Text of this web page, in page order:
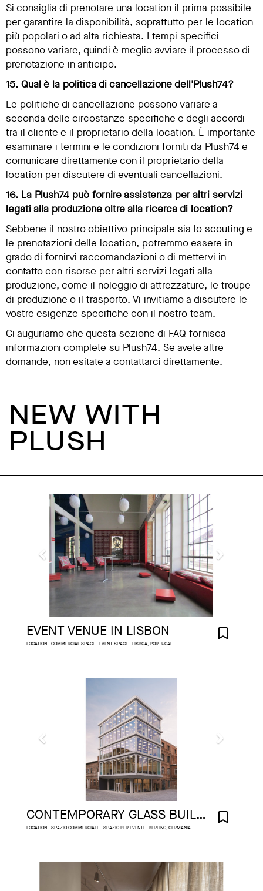
Si consiglia di prenotare una location il prima possibile
per garantire la disponibilità, soprattutto per le location
più popolari o ad alta richiesta. I tempi specifici
possono variare, quindi è meglio avviare il processo di
prenotazione in anticipo.
15. Qual è la politica di cancellazione dell'Plush74?
Le politiche di cancellazione possono variare a
seconda delle circostanze specifiche e degli accordi
tra il cliente e il proprietario della location. È importante
esaminare i termini e le condizioni forniti da Plush74 e
comunicare direttamente con il proprietario della
location per discutere di eventuali cancellazioni.
16. La Plush74 può fornire assistenza per altri servizi
legati alla produzione oltre alla ricerca di location?
Sebbene il nostro obiettivo principale sia lo scouting e
le prenotazioni delle location, potremmo essere in
grado di fornirvi raccomandazioni o di mettervi in
contatto con risorse per altri servizi legati alla
produzione, come il noleggio di attrezzature, le troupe
di produzione o il trasporto. Vi invitiamo a discutere le
vostre esigenze specifiche con il nostro team.
Ci auguriamo che questa sezione di FAQ fornisca
informazioni complete su Plush74. Se avete altre
domande, non esitate a contattarci direttamente.
NEW WITH
PLUSH
EVENT VENUE IN LISBON
LOCATION - COMMERCIAL SPACE - EVENT SPACE - LISBOA, PORTUGAL
CONTEMPORARY GLASS BUILDING ON THE SPREE
LOCATION - SPAZIO COMMERCIALE - SPAZIO PER EVENTI - BERLINO, GERMANIA